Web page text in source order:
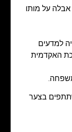
על מותו
למדעים
האקדמית
בצער